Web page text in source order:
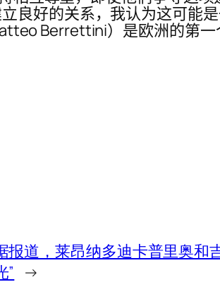
良好的关系，我认为这可能
Berrettini）是欧洲的第
报道，莱昂纳多迪卡普里奥和
” →